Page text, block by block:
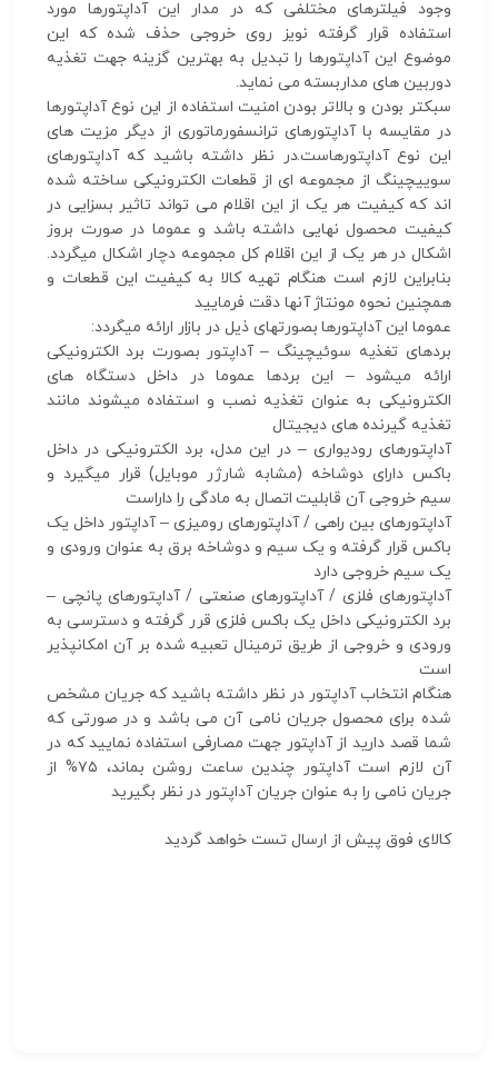
وجود فیلترهای مختلفی که در مدار این آداپتورها مورد
استفاده قرار گرفته نویز روی خروجی حذف شده که این
موضوع این آداپتورها را تبدیل به بهترین گزینه جهت تغذیه
دوربین های مداربسته می نماید.
سبکتر بودن و بالاتر بودن امنیت استفاده از این نوع آداپتورها
در مقایسه با آداپتورهای ترانسفورماتوری از دیگر مزیت های
این نوع آداپتورهاست.در نظر داشته باشید که آداپتورهای
سوییچینگ از مجموعه ای از قطعات الکترونیکی ساخته شده
اند که کیفیت هر یک از این اقلام می تواند تاثیر بسزایی در
کیفیت محصول نهایی داشته باشد و عموما در صورت بروز
اشکال در هر یک از این اقلام کل مجموعه دچار اشکال میگردد.
بنابراین لازم است هنگام تهیه کالا به کیفیت این قطعات و
همچنین نحوه مونتاژ آنها دقت فرمایید
عموما این آداپتورها بصورتهای ذیل در بازار ارائه میگردد:
بردهای تغذیه سوئیچینگ – آداپتور بصورت برد الکترونیکی
ارائه میشود – این بردها عموما در داخل دستگاه های
الکترونیکی به عنوان تغذیه نصب و استفاده میشوند مانند
تغذیه گیرنده های دیجیتال
آداپتورهای رودیواری – در این مدل، برد الکترونیکی در داخل
باکس دارای دوشاخه (مشابه شارژر موبایل) قرار میگیرد و
سیم خروجی آن قابلیت اتصال به مادگی را داراست
آداپتورهای بین راهی / آداپتورهای رومیزی – آداپتور داخل یک
باکس قرار گرفته و یک سیم و دوشاخه برق به عنوان ورودی و
یک سیم خروجی دارد
آداپتورهای فلزی / آداپتورهای صنعتی / آداپتورهای پانچی –
برد الکترونیکی داخل یک باکس فلزی قرر گرفته و دسترسی به
ورودی و خروجی از طریق ترمینال تعبیه شده بر آن امکانپذیر
است
هنگام انتخاب آداپتور در نظر داشته باشید که جریان مشخص
شده برای محصول جریان نامی آن می باشد و در صورتی که
شما قصد دارید از آداپتور جهت مصارفی استفاده نمایید که در
آن لازم است آداپتور چندین ساعت روشن بماند، ۷۵% از
جریان نامی را به عنوان جریان آداپتور در نظر بگیرید
کالای فوق پیش از ارسال تست خواهد گردید